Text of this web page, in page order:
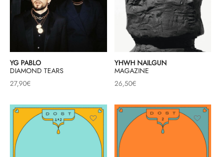
YG PABLO
DIAMOND TEARS
27,90€
YHWH NAILGUN
MAGAZINE
26,50€